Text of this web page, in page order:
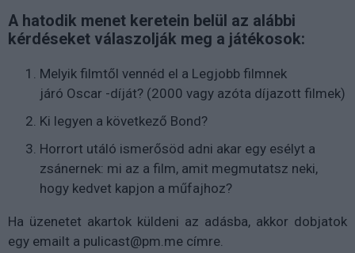
A hatodik menet keretein belül az alábbi
kérdéseket válaszolják meg a játékosok:
Melyik filmtől vennéd el a Legjobb filmnek
járó Oscar -díját? (2000 vagy azóta díjazott filmek)
Ki legyen a következő Bond?
Horrort utáló ismerősöd adni akar egy esélyt a
zsánernek: mi az a film, amit megmutatsz neki,
hogy kedvet kapjon a műfajhoz?
Ha üzenetet akartok küldeni az adásba, akkor dobjatok
egy emailt a pulicast@pm.me címre.